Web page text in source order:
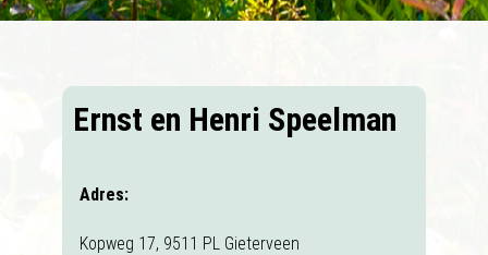
Ernst en Henri Speelman
Adres:
Kopweg 17, 9511 PL Gieterveen